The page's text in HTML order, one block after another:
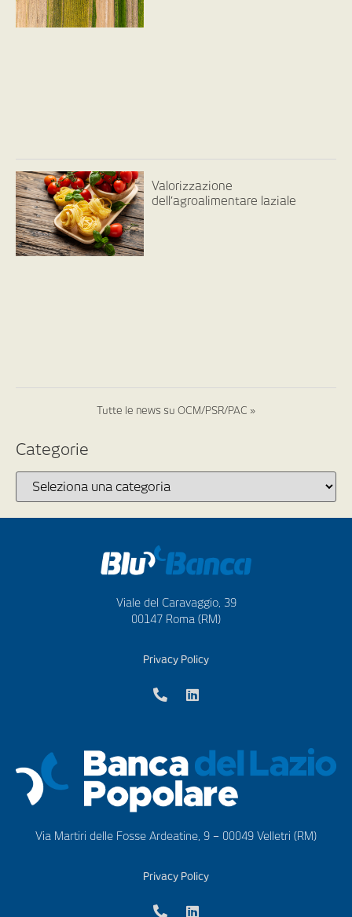
Valorizzazione
dell’agroalimentare laziale
Tutte le news su OCM/PSR/PAC »
Categorie
Viale del Caravaggio, 39
00147 Roma (RM)
Privacy Policy
Via Martiri delle Fosse Ardeatine, 9 – 00049 Velletri (RM)
Privacy Policy